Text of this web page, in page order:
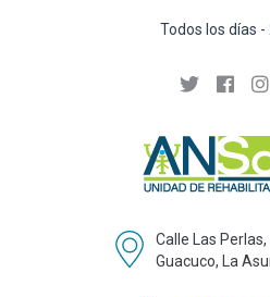
Todos los días -
Calle Las
Guacuco, La